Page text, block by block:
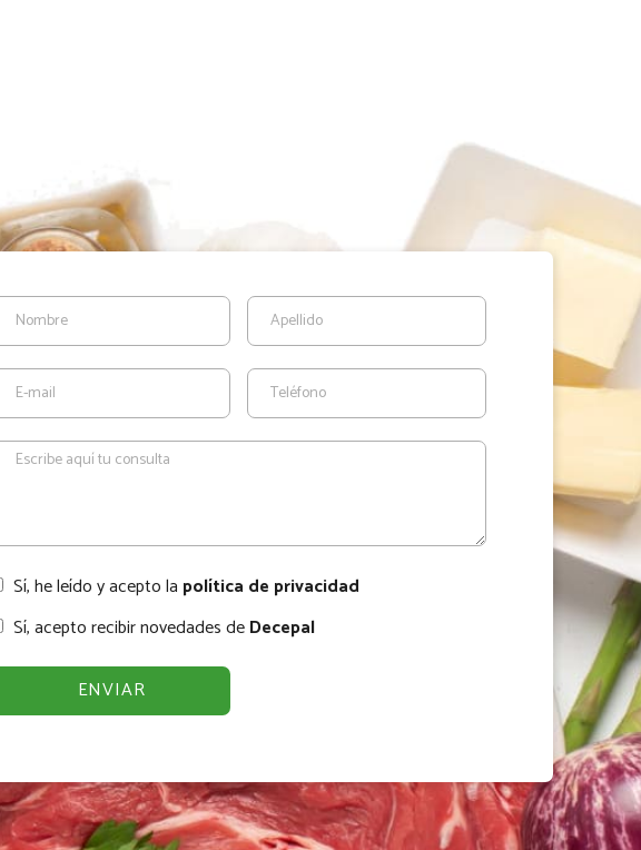
Sí, he leído y acepto la política de privacidad
Sí, acepto recibir novedades deDecepal